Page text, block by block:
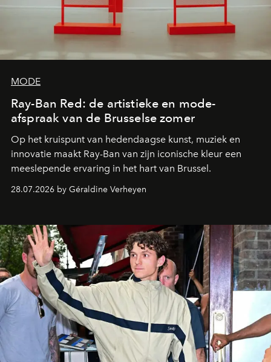
MODE
Ray-Ban Red: de artistieke en mode-
afspraak van de Brusselse zomer
Op het kruispunt van hedendaagse kunst, muziek en
innovatie maakt Ray-Ban van zijn iconische kleur een
meeslepende ervaring in het hart van Brussel.
28.07.2026 by Géraldine Verheyen